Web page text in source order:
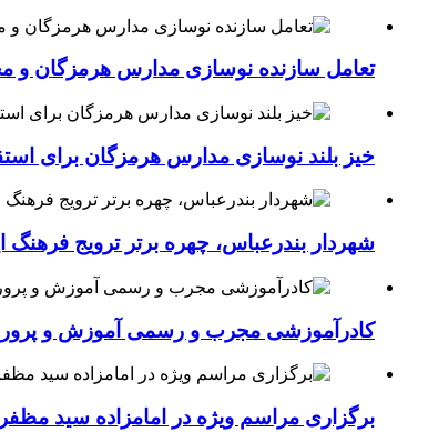
تعامل سازنده نوسازی مدارس هرمزگان و مجلس
خیز بلند نوسازی مدارس هرمزگان برای استقبال از مهر؛۴۵۴ کلاس درس جدید به فضای
شهردار بندرعباس، چهره برتر ترویج
کادرآموزشی مجرب و رسمی آموزش و
برگزاری مراسم ویژه در امامزاده سید